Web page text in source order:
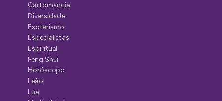
Cartomancia
Diversidade
Esoterismo
Especialistas
Espiritual
Feng Shui
Horóscopo
Leão
Lua